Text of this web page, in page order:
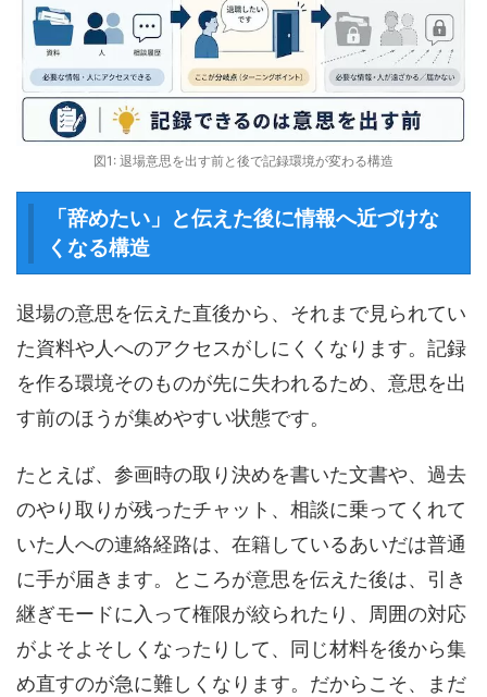
図1: 退場意思を出す前と後で記録環境が変わる構造
「辞めたい」と伝えた後に情報へ近づけな
くなる構造
退場の意思を伝えた直後から、それまで見られてい
た資料や人へのアクセスがしにくくなります。記録
を作る環境そのものが先に失われるため、意思を出
す前のほうが集めやすい状態です。
たとえば、参画時の取り決めを書いた文書や、過去
のやり取りが残ったチャット、相談に乗ってくれて
いた人への連絡経路は、在籍しているあいだは普通
に手が届きます。ところが意思を伝えた後は、引き
継ぎモードに入って権限が絞られたり、周囲の対応
がよそよそしくなったりして、同じ材料を後から集
め直すのが急に難しくなります。だからこそ、まだ